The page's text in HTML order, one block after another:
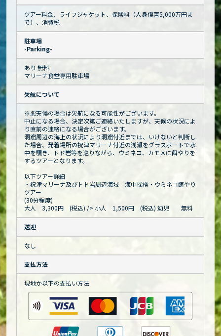
ツアー料金、ライフジャケット、保険料（人身傷害5,000万円ま
で）、消費税
駐車場
-Parking-
あり 無料
マリーナ食堂専用駐車場
欠航について
※悪天候の場合は欠航になる可能性がございます。
中止になる場合、決定次第ご連絡いたしますが、天候の状況によ
り直前の連絡になる場合がございます。
洞窟周辺の海上の状況により洞窟付近までは、いけないと判断し
た場合、発着場所の祝津マリーナ付近の浅瀬をグラスボートで水
中を覗き、トド岩等を巡りながら、ウミネコ、カモメに餌やりを
するツアーとなります。
以下ツアー詳細
・祝津マリーナ及びトド岩周辺海域 海中探検・ウミネコ餌やり
ツアー
(30分程度)
大人 3,300円 (税込) /> 小人 1,500円 (税込) 幼児 無料
送迎
なし
支払方法
現地か以下の支払い方法